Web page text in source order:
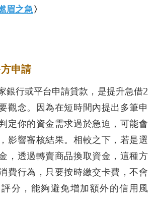
眉之急〉
申請
銀行或平台申請貸款，是提升急借2
觀念。因為在短時間內提出多筆申
定你的資金需求過於急迫，可能會
影響審核結果。相較之下，若是選
，透過轉賣商品換取資金，這種方
費行為，只要按時繳交卡費，不會
分，能夠避免增加額外的信用風